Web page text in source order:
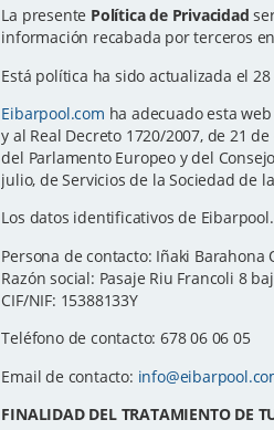
La presente Política de Privacidad
información recabada por terceros
Está política ha sido actualizada el
Eibarpool.com ha adecuado esta
y al Real Decreto 1720/2007, de 21
del Parlamento Europeo y del
julio, de Servicios de la Sociedad de
Los datos identificativos de
Persona de contacto: Iñaki Barahona
Razón social: Pasaje Riu Francoli 8
CIF/NIF: 15388133Y
Teléfono de contacto: 678 06 06 05
Email de contacto:
FINALIDAD DEL TRATAMIENTO DE